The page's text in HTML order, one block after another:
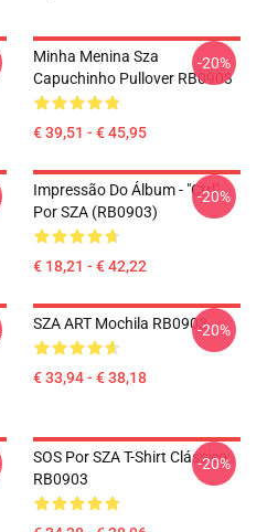
Minha Menina Sza
Capuchinho Pullover RB0903
€ 39,51 - € 45,95
-20%
Impressão Do Álbum - "Ctrl"
Por SZA (RB0903)
€ 18,21 - € 42,22
-20%
SZA ART Mochila RB0903
€ 33,94 - € 38,18
-20%
SOS Por SZA T-Shirt Clássico
RB0903
-20%